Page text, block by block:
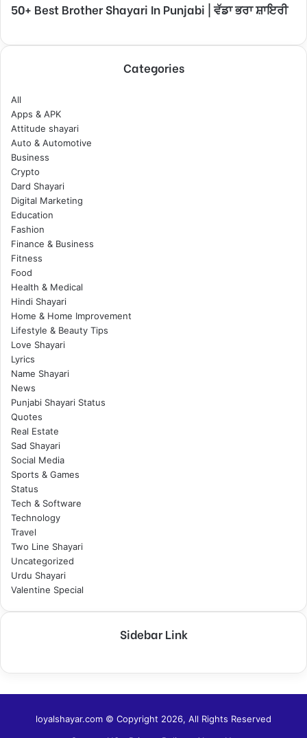
50+ Best Brother Shayari In Punjabi | ਵੱਡਾ ਭਰਾ ਸ਼ਾਇਰੀ
Categories
All
Apps & APK
Attitude shayari
Auto & Automotive
Business
Crypto
Dard Shayari
Digital Marketing
Education
Fashion
Finance & Business
Fitness
Food
Health & Medical
Hindi Shayari
Home & Home Improvement
Lifestyle & Beauty Tips
Love Shayari
Lyrics
Name Shayari
News
Punjabi Shayari Status
Quotes
Real Estate
Sad Shayari
Social Media
Sports & Games
Status
Tech & Software
Technology
Travel
Two Line Shayari
Uncategorized
Urdu Shayari
Valentine Special
Sidebar Link
loyalshayar.com © Copyright 2026, All Rights Reserved